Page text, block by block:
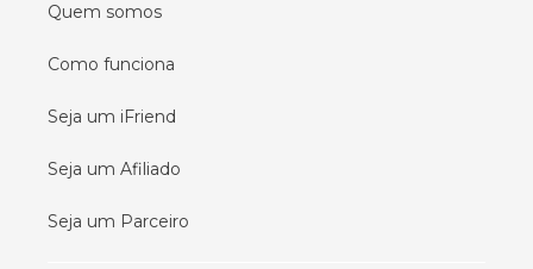
Quem somos
Como funciona
Seja um iFriend
Seja um Afiliado
Seja um Parceiro